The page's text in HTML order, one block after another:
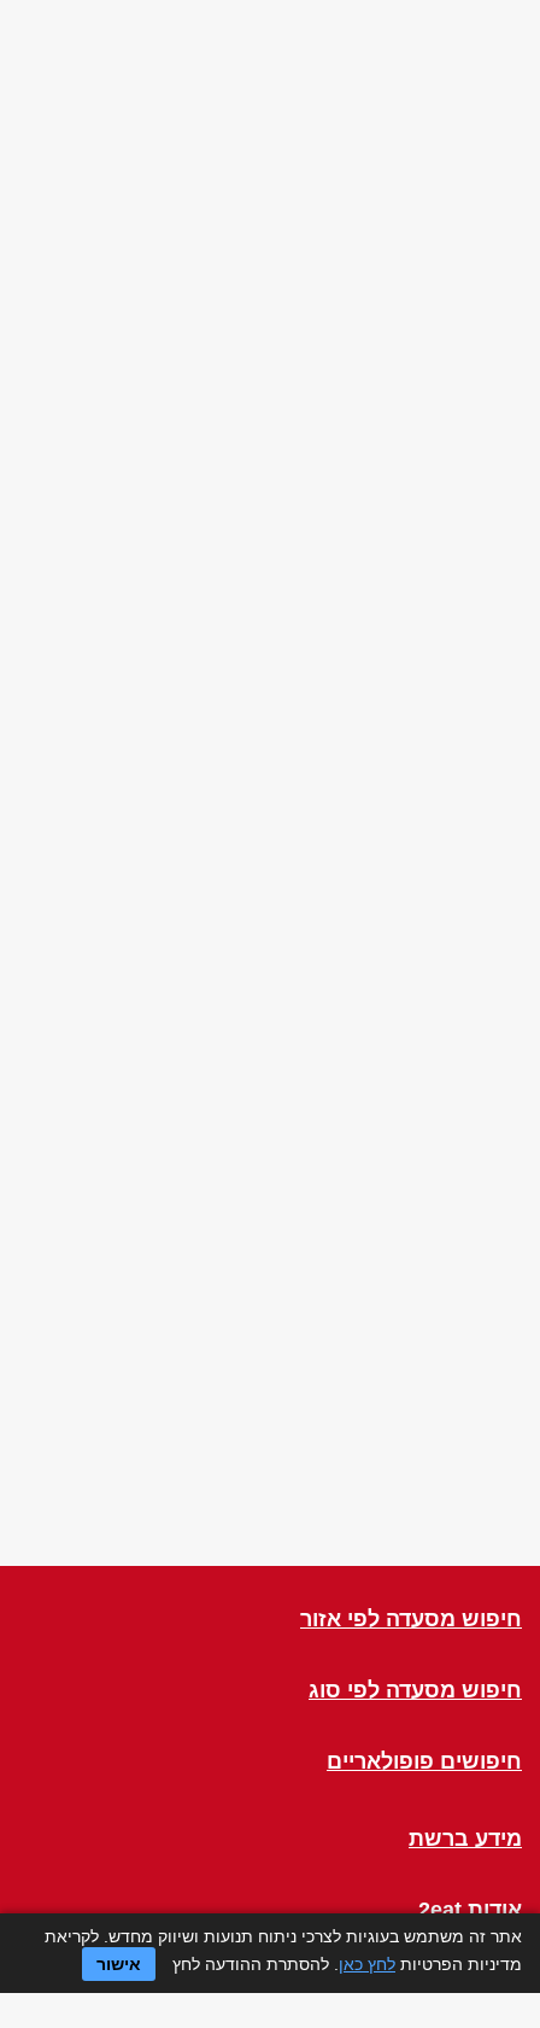
חיפוש מסעדה לפי אזור
חיפוש מסעדה לפי סוג
חיפושים פופולאריים
מידע ברשת
אודות 2eat
Click a Table
אתר זה משתמש בעוגיות לצרכי ניתוח תנועות ושיווק מחדש. לקריאת
מדיניות הפרטיות לחץ כאן . להסתרת ההודעה לחץ אישור